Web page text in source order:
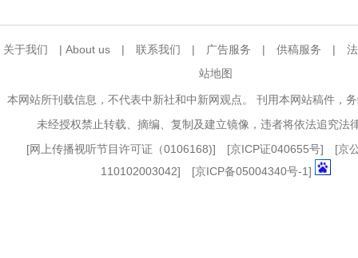
关于我们 | About us | 联系我们 | 广告服务 | 供稿服务 |
站地图
本网站所刊载信息，不代表中新社和中新网观点。 刊用本网站稿件，
未经授权禁止转载、摘编、复制及建立镜像，违者将依法追究法
[网上传播视听节目许可证（0106168)] [京ICP证040655号] [京
110102003042] [京ICP备05004340号-1]